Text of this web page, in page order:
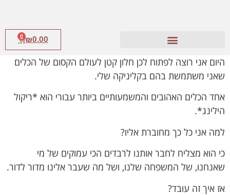
₪0.00
0
היום אני רוצה לפתוח לכן חלון קטן לעולם הקסום של הכלים
שאני משתמשת בהם בקליניקה שלי.
אחד הכלים האהובים והמשמעותיים ביותר עבורי הוא *ריקול
הילינג*.
למה אני כל כך מחוברת אליו?
כי הוא מצליח לחבר אותנו לרבדים הכי עמוקים של מי
שאנחנו, של המשפחה שלנו, ושל מה שעבר אלינו מדור לדור.
אז איך זה עובד?